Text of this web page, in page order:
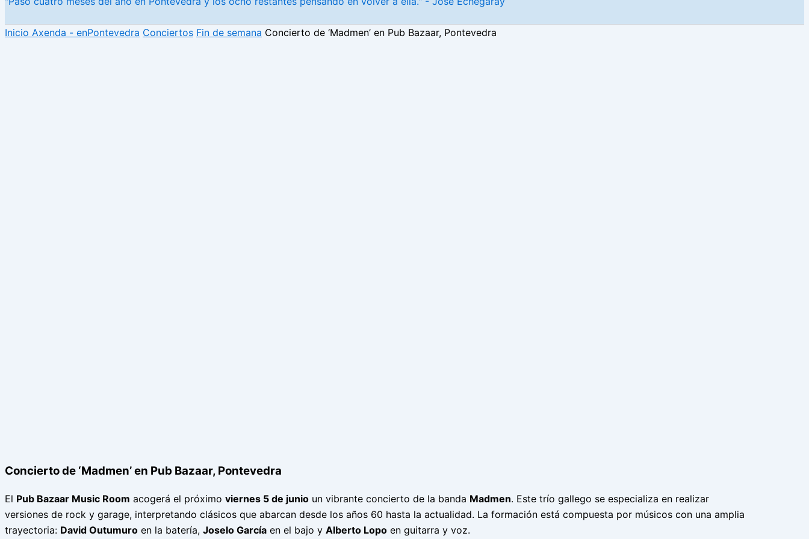
Inicio Axenda - enPontevedra Conciertos Fin de semana Concierto de ‘Madmen’ en Pub Bazaar, Pontevedra
Concierto de ‘Madmen’ en Pub Bazaar, Pontevedra
El Pub Bazaar Music Room acogerá el próximo viernes 5 de junio un vibrante concierto de la banda Madmen. Este trío gallego se especializa en realizar
versiones de rock y garage, interpretando clásicos que abarcan desde los años 60 hasta la actualidad. La formación está compuesta por músicos con una amplia
trayectoria: David Outumuro en la batería, Joselo García en el bajo y Alberto Lopo en guitarra y voz.